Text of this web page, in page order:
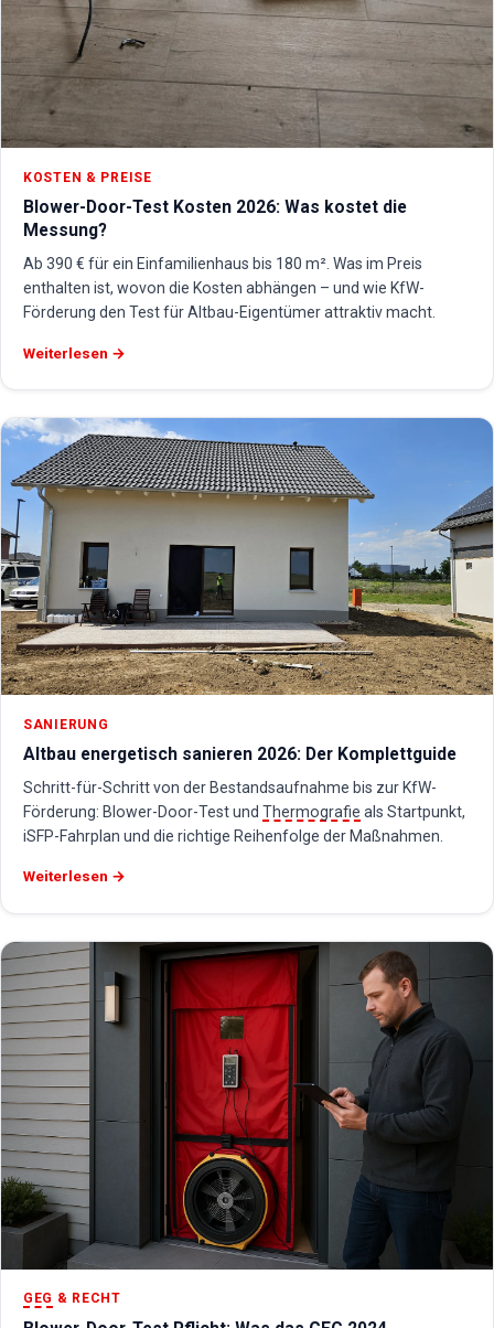
KOSTEN & PREISE
Blower-Door-Test Kosten 2026: Was kostet die
Messung?
Ab 390 € für ein Einfamilienhaus bis 180 m². Was im Preis
enthalten ist, wovon die Kosten abhängen – und wie KfW-
Förderung den Test für Altbau-Eigentümer attraktiv macht.
Weiterlesen →
SANIERUNG
Altbau energetisch sanieren 2026: Der Komplettguide
Schritt-für-Schritt von der Bestandsaufnahme bis zur KfW-
Förderung: Blower-Door-Test und Thermografie als Startpunkt,
iSFP-Fahrplan und die richtige Reihenfolge der Maßnahmen.
Weiterlesen →
GEG & RECHT